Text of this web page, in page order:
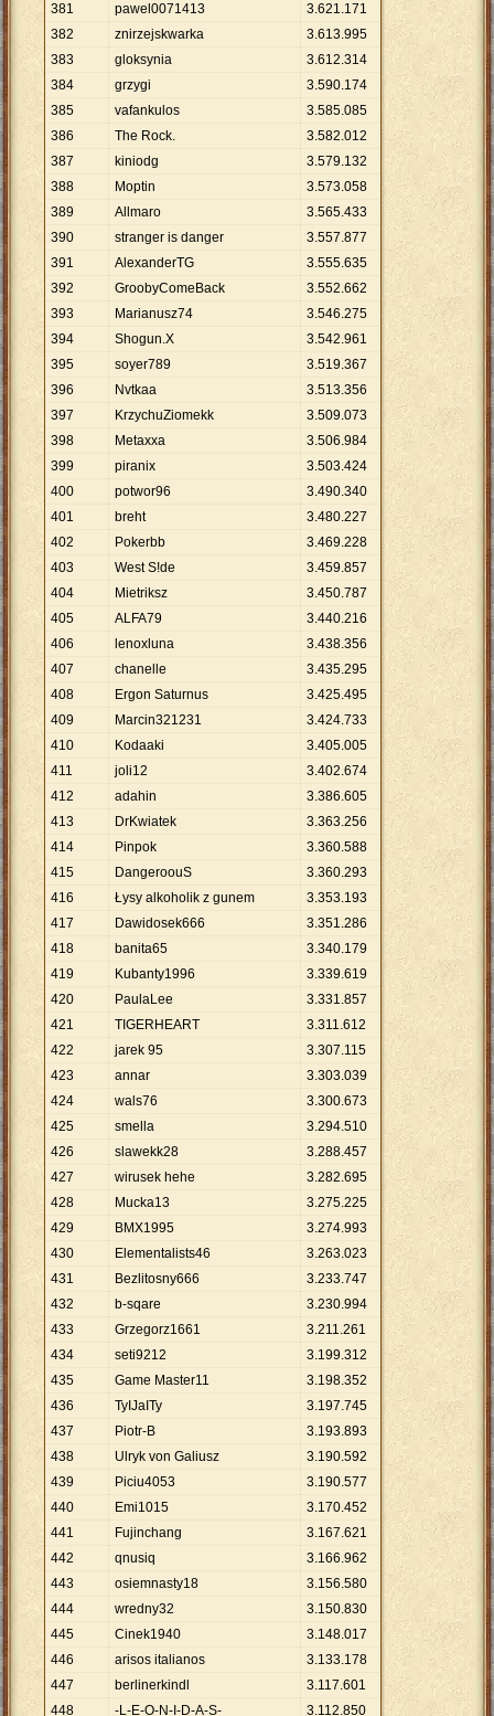
381
pawel0071413 3.621.171
382
znirzejskwarka 3.613.995
383
gloksynia 3.612.314
384
grzygi 3.590.174
385
vafankulos 3.585.085
386
The Rock. 3.582.012
387
kiniodg 3.579.132
388
Moptin 3.573.058
389
Allmaro 3.565.433
390
stranger is danger 3.557.877
391
AlexanderTG 3.555.635
392
GroobyComeBack 3.552.662
393
Marianusz74 3.546.275
394
Shogun.X 3.542.961
395
soyer789 3.519.367
396
Nvtkaa 3.513.356
397
KrzychuZiomekk 3.509.073
398
Metaxxa 3.506.984
399
piranix 3.503.424
400
potwor96 3.490.340
401
breht 3.480.227
402
Pokerbb 3.469.228
403
West S!de 3.459.857
404
Mietriksz 3.450.787
405
ALFA79 3.440.216
406
lenoxluna 3.438.356
407
chanelle 3.435.295
408
Ergon Saturnus 3.425.495
409
Marcin321231 3.424.733
410
Kodaaki 3.405.005
411
joli12 3.402.674
412
adahin 3.386.605
413
DrKwiatek 3.363.256
414
Pinpok 3.360.588
415
DangeroouS 3.360.293
416
Łysy alkoholik z gunem 3.353.193
417
Dawidosek666 3.351.286
418
banita65 3.340.179
419
Kubanty1996 3.339.619
420
PaulaLee 3.331.857
421
TIGERHEART 3.311.612
422
jarek 95 3.307.115
423
annar 3.303.039
424
wals76 3.300.673
425
smella 3.294.510
426
slawekk28 3.288.457
427
wirusek hehe 3.282.695
428
Mucka13 3.275.225
429
BMX1995 3.274.993
430
Elementalists46 3.263.023
431
Bezlitosny666 3.233.747
432
b-sqare 3.230.994
433
Grzegorz1661 3.211.261
434
seti9212 3.199.312
435
Game Master11 3.198.352
436
TyIJaITy 3.197.745
437
Piotr-B 3.193.893
438
Ulryk von Galiusz 3.190.592
439
Piciu4053 3.190.577
440
Emi1015 3.170.452
441
Fujinchang 3.167.621
442
qnusiq 3.166.962
443
osiemnasty18 3.156.580
444
wredny32 3.150.830
445
Cinek1940 3.148.017
446
arisos italianos 3.133.178
447
berlinerkindl 3.117.601
448
-L-E-O-N-I-D-A-S- 3.112.850